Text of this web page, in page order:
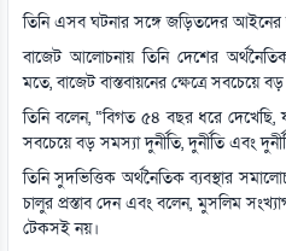
তিনি এসব ঘটনার সঙ্গে জড়িতদের আইনের
বাজেট আলোচনায় তিনি দেশের
মতে, বাজেট বাস্তবায়নের ক্ষেত্রে সবচেয়ে বড়
তিনি বলেন, “বিগত ৫৪ বছর ধরে
সবচেয়ে বড় সমস্যা দুর্নীতি, দুর্নীতি এবং
তিনি সুদভিত্তিক অর্থনৈতিক ব্যবস্থার
চালুর প্রস্তাব দেন এবং বলেন, মুসলিম
টেকসই নয়।